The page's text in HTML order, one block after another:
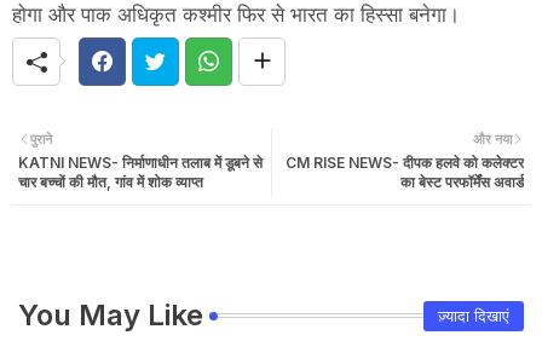
होगा और पाक अधिकृत कश्मीर फिर से भारत का हिस्सा बनेगा।
और नया
CM RISE NEWS- दीपक हलवे को कलेक्टर
का बेस्ट परफॉर्मेंस अवार्ड
पुराने
KATNI NEWS- निर्माणाधीन तलाब में डूबने से
चार बच्चों की मौत, गांव में शोक व्याप्त
You May Like ज़्यादा दिखाएं